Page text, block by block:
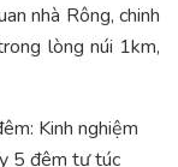
nhà Rông, chinh
lòng núi 1km,